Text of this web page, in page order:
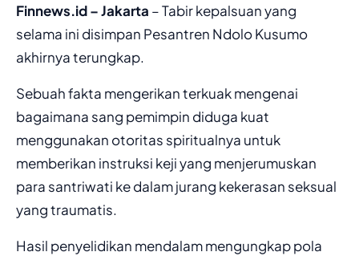
Finnews.id – Jakarta – Tabir kepalsuan yang
selama ini disimpan Pesantren Ndolo Kusumo
akhirnya terungkap.
Sebuah fakta mengerikan terkuak mengenai
bagaimana sang pemimpin diduga kuat
menggunakan otoritas spiritualnya untuk
memberikan instruksi keji yang menjerumuskan
para santriwati ke dalam jurang kekerasan seksual
yang traumatis.
Hasil penyelidikan mendalam mengungkap pola